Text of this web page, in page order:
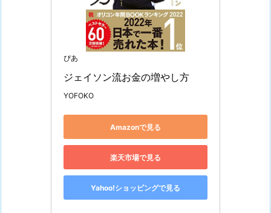
ぴあ
ジェイソン流お金の増やし方
YOFOKO
Amazonで見る
楽天市場で見る
Yahoo!ショッピングで見る